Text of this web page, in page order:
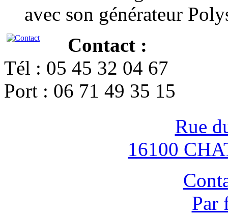
avec son générateur
Contact :
Tél : 05 45 32 04 67
Port : 06 71 49 35 15
Rue
16100
Par